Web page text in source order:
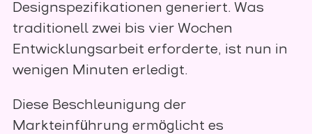
Designspezifikationen generiert. Was
traditionell zwei bis vier Wochen
Entwicklungsarbeit erforderte, ist nun in
wenigen Minuten erledigt.
Diese Beschleunigung der
Markteinführung ermöglicht es